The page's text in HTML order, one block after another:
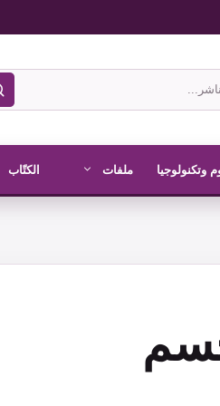
وتكنولوجيا ملفات الكتّاب